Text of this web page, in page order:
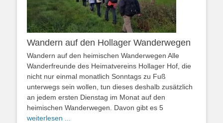
Wandern auf den Hollager Wanderwegen
Wandern auf den heimischen Wanderwegen Alle
Wanderfreunde des Heimatvereins Hollager Hof, die
nicht nur einmal monatlich Sonntags zu Fuß
unterwegs sein wollen, tun dieses deshalb zusätzlich
an jedem ersten Dienstag im Monat auf den
heimischen Wanderwegen. Davon gibt es 5
weiterlesen ...